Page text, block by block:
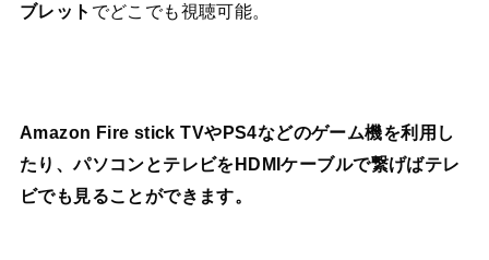
ブレット でどこでも視聴可能。
Amazon Fire stick TVやPS4などのゲーム機を利用し
たり、パソコンとテレビをHDMIケーブルで繋げばテレ
ビでも見ることができます。